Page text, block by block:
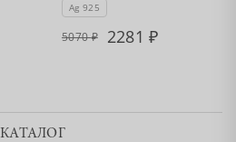
Ag 925
5070 2281
КАТАЛОГ